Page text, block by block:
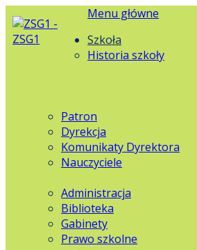
Menu główne
Szkoła
Historia szkoły
Patron
Dyrekcja
Komunikaty Dyrektora
Nauczyciele
Administracja
Biblioteka
Gabinety
Prawo szkolne